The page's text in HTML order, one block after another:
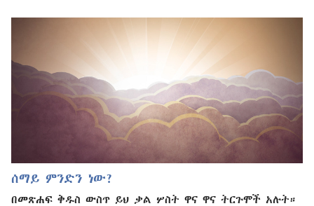
ሰማይ ምንድን ነው?
በመጽሐፍ ቅዱስ ውስጥ ይህ ቃል ሦስት ዋና ዋና ትርጉሞች አሉት።